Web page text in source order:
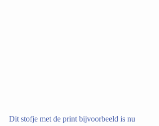
Dit stofje met de print bijvoorbeeld is nu